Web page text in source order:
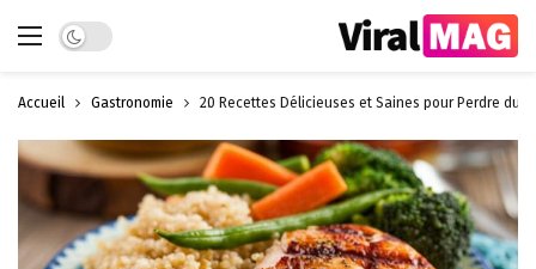
Dark mode
Accueil Gastronomie 20 Recettes Délicieuses et Saines pour Perdre du